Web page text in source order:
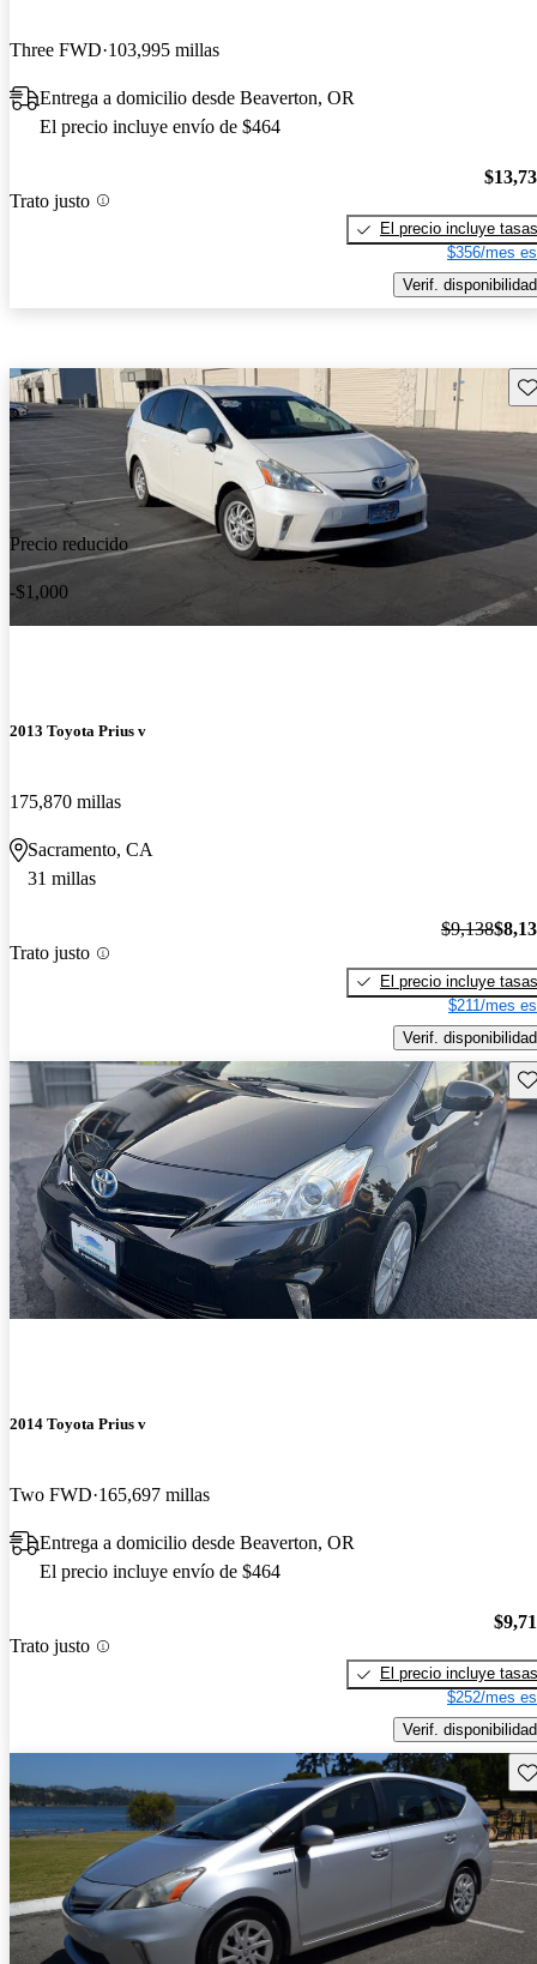
Three FWD 103,995 millas
Entrega a domicilio desde Beaverton, OR
El precio incluye envío de $464
Trato justo
El precio incluye tasas
$356/mes
Verif. disponibilidad
Precio reducido
-$1,000
2013 Toyota Prius v
175,870 millas
Sacramento, CA
31 millas
Trato justo
$9,138
El precio incluye tasas
$211/mes
Verif. disponibilidad
2014 Toyota Prius v
Two FWD 165,697 millas
Entrega a domicilio desde Beaverton, OR
El precio incluye envío de $464
Trato justo
El precio incluye tasas
$252/mes
Verif. disponibilidad